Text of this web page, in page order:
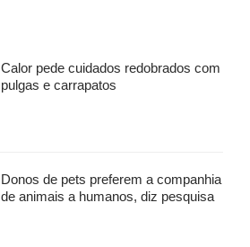
Calor pede cuidados redobrados com
pulgas e carrapatos
Donos de pets preferem a companhia
de animais a humanos, diz pesquisa